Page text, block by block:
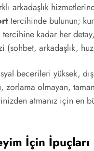
arkadaşlık
tercihinde bulunun;
kadar her
(sohbet, arkadaşlık,
becerileri yüksek,
olmayan,
atmanız için en
İçin İpuçları